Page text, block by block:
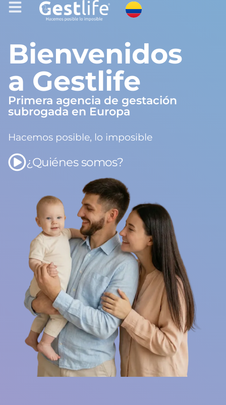
Bienvenidos
a Gestlife
Primera agencia de gestación
subrogada en Europa
Hacemos posible, lo imposible
¿Quiénes somos?